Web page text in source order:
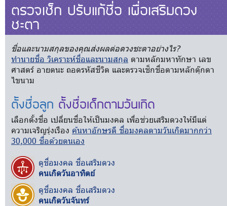
ตรวจเช็ก ปรับแก้ชื่อ เพื่อเสริมดวง
ชะตา
ชื่อและนามสกุลของคุณส่งผลต่อดวงชะตาอย่างไร?
ทำนายชื่อ วิเคราะห์ชื่อและนามสกุล ตามหลักมหาทักษา เลข
ศาสตร์ อายตนะ ถอดรหัสชีวิต และตรวจเช็กชื่อตามหลักตุ๊กตา
ไขนาม
ตั้งชื่อลูก ตั้งชื่อเด็กตามวันเกิด
เลือกตั้งชื่อ เปลี่ยนชื่อให้เป็นมงคล เพื่อช่วยเสริมดวงให้มีแต่
ความเจริญรุ่งเรือง ค้นหาอักษรดี ชื่อมงคลตามวันเกิดมากกว่า
30,000 ชื่อด้วยตนเอง
ดูชื่อมงคล ชื่อเสริมดวง
คนเกิดวันอาทิตย์
ดูชื่อมงคล ชื่อเสริมดวง
คนเกิดวันจันทร์